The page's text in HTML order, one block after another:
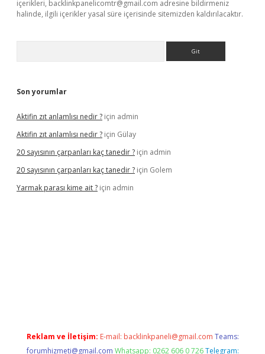
içerikleri, backlinkpanelicomtr@gmail.com adresine bildirmeniz
halinde, ilgili içerikler yasal süre içerisinde sitemizden kaldırılacaktır.
Son yorumlar
Aktifin zıt anlamlısı nedir ? için admin
Aktifin zıt anlamlısı nedir ? için Gülay
20 sayısının çarpanları kaç tanedir ? için admin
20 sayısının çarpanları kaç tanedir ? için Golem
Yarmak parası kime ait ? için admin
Reklam ve İletişim: E-mail: backlinkpaneli@gmail.com Teams:
forumhizmeti@gmail.com Whatsapp: 0262 606 0 726 Telegram: